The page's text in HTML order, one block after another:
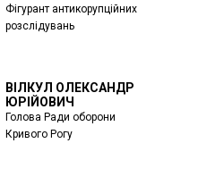
Фігурант антикорупційних
розслідувань
ВІЛКУЛ ОЛЕКСАНДР
ЮРІЙОВИЧ
Голова Ради оборони
Кривого Рогу